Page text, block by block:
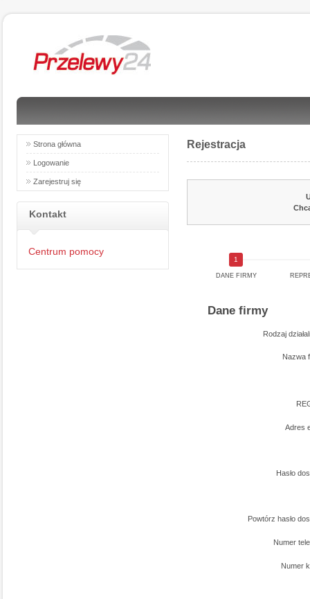
Strona główna
Logowanie
Zarejestruj się
Kontakt
Centrum pomocy
Rejestracja
DANE FIRMY
Dane firmy
Rodzaj
Nazwa
Adres
Hasło
Powtórz hasło
Numer
Numer